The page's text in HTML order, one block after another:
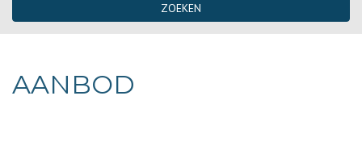
ZOEKEN
AANBOD